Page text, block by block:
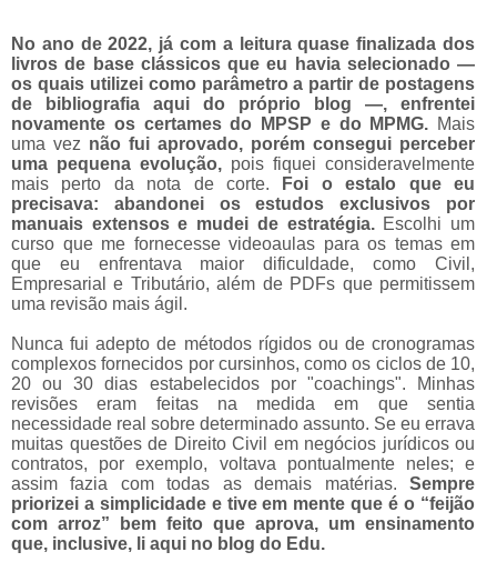
No ano de 2022, já com a leitura quase finalizada dos
livros de base clássicos que eu havia selecionado —
os quais utilizei como parâmetro a partir de postagens
de bibliografia aqui do próprio blog —, enfrentei
novamente os certames do MPSP e do MPMG. Mais
uma vez não fui aprovado, porém consegui perceber
uma pequena evolução, pois fiquei consideravelmente
mais perto da nota de corte.
Foi o estalo que eu
precisava: abandonei os estudos exclusivos por
manuais extensos e mudei de estratégia.Escolhi um
curso que me fornecesse videoaulas para os temas em
que eu enfrentava maior dificuldade, como Civil,
Empresarial e Tributário, além de PDFs que permitissem
uma revisão mais ágil.
Nunca fui adepto de métodos rígidos ou de cronogramas
complexos fornecidos por cursinhos, como os ciclos de 10,
20 ou 30 dias estabelecidos por "coachings". Minhas
revisões eram feitas na medida em que sentia
necessidade real sobre determinado assunto. Se eu errava
muitas questões de Direito Civil em negócios jurídicos ou
contratos, por exemplo, voltava pontualmente neles; e
assim fazia com todas as demais matérias. Sempre
priorizei a simplicidade e tive em mente que é o “feijão
com arroz” bem feito que aprova, um ensinamento
que, inclusive, li aqui no blog do Edu.